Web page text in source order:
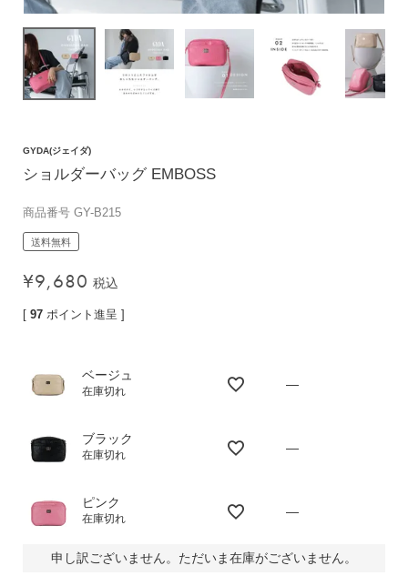
バッグ
ショルダーバッグ
リュック
コンパクト財布
トラベルウォレット
名刺入れ・カードケース
ポーチ
GYDA(ジェイダ)
ショルダーバッグ EMBOSS
商品番号 GY-B215
送料無料
¥9,680 税込
[ 97 ポイント進呈 ]
ベージュ
在庫切れ
—
ブラック
在庫切れ
—
ピンク
在庫切れ
—
申し訳ございません。ただいま在庫がございません。